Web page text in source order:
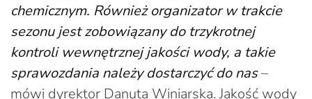
chemicznym. Również organizator w trakcie
sezonu jest zobowiązany do trzykrotnej
kontroli wewnętrznej jakości wody, a takie
sprawozdania należy dostarczyć do nas–
mówi dyrektor Danuta Winiarska. Jakość wody